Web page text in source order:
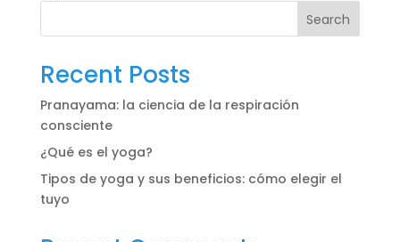
Search
Recent Posts
Pranayama: la ciencia de la respiración
consciente
¿Qué es el yoga?
Tipos de yoga y sus beneficios: cómo elegir el
tuyo